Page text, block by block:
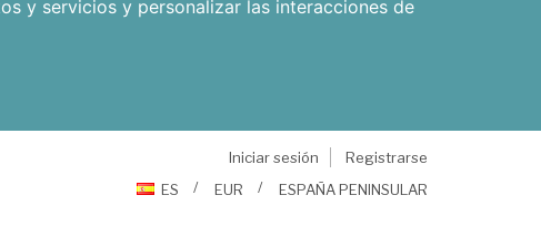
y servicios y personalizar las interacciones de
Iniciar sesión
Registrarse
ES
EUR ESPAÑA PENINSULAR